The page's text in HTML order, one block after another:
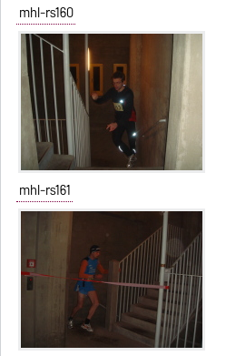
mhl-rs160
mhl-rs161